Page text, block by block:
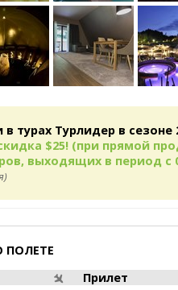
турах Турлидер в сезоне
$25! (при прямой
выходящих в период с
Прилет